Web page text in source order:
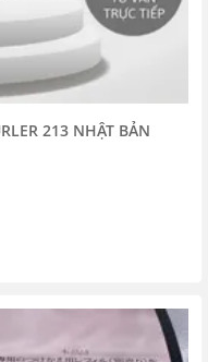
213 NHẬT BẢN